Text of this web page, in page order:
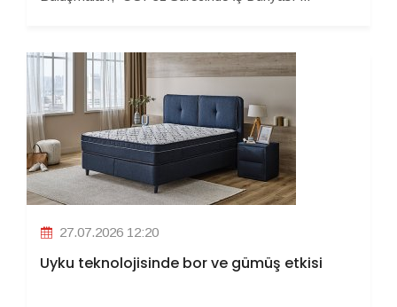
27.07.2026 12:20
Uyku teknolojisinde bor ve gümüş etkisi